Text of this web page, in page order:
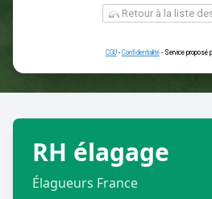
Retour à la
RH élagage
Élagueurs France